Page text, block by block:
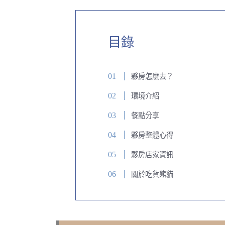
目錄
夥房怎麼去？
環境介紹
餐點分享
夥房整體心得
夥房店家資訊
關於吃貨熊貓